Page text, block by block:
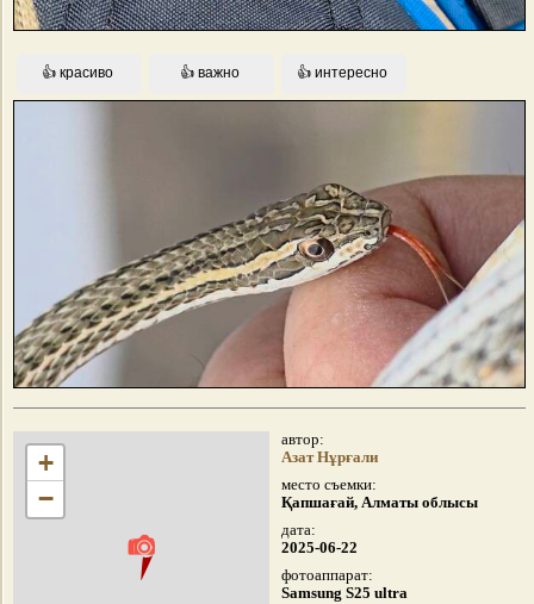
+
−
автор:
Азат Нұрғали
место съемки:
Қапшағай, Алматы облысы
дата:
2025-06-22
фотоаппарат:
Samsung S25 ultra